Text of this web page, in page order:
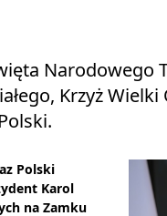
Narodowego
Krzyż
Polski
Karol
na Zamku